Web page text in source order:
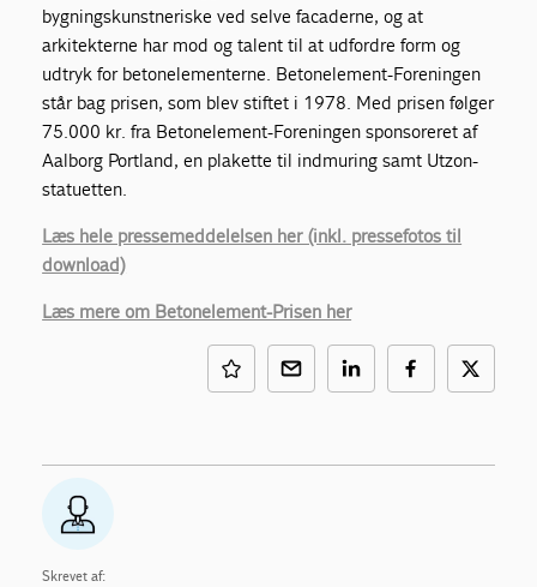
bygningskunstneriske ved selve facaderne, og at
arkitekterne har mod og talent til at udfordre form og
udtryk for betonelementerne. Betonelement-Foreningen
står bag prisen, som blev stiftet i 1978. Med prisen følger
75.000 kr. fra Betonelement-Foreningen sponsoreret af
Aalborg Portland, en plakette til indmuring samt Utzon-
statuetten.
Læs hele pressemeddelelsen her (inkl. pressefotos til
download)
Læs mere om Betonelement-Prisen her
Skrevet af: